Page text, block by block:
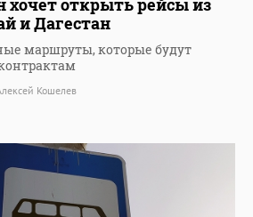
хочет открыть рейсы из
и Дагестан
маршруты, которые будут
Кошелев